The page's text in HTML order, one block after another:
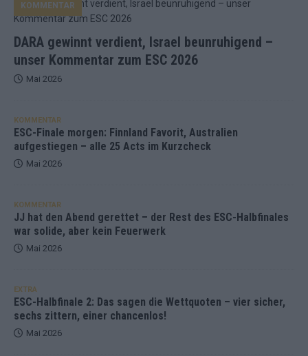
DARA gewinnt verdient, Israel beunruhigend –
unser Kommentar zum ESC 2026
KOMMENTAR
Mai 2026
KOMMENTAR
ESC-Finale morgen: Finnland Favorit, Australien
aufgestiegen – alle 25 Acts im Kurzcheck
Mai 2026
KOMMENTAR
JJ hat den Abend gerettet – der Rest des ESC-Halbfinales
war solide, aber kein Feuerwerk
Mai 2026
EXTRA
ESC-Halbfinale 2: Das sagen die Wettquoten – vier sicher,
sechs zittern, einer chancenlos!
Mai 2026